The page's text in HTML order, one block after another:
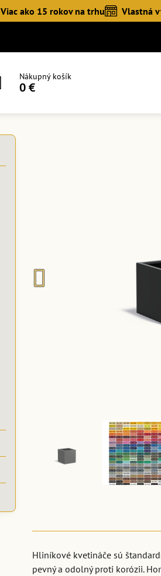
Viac ako 15 rokov na trhu Vlastná
Nákupný košík
0 €
Hliníkové kvetináče sú
pevný a odolný proti korózii.